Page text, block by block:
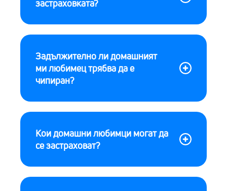
застраховката?
Задължително ли домашният
ми любимец трябва да е
чипиран?
Кои домашни любимци могат да
се застраховат?